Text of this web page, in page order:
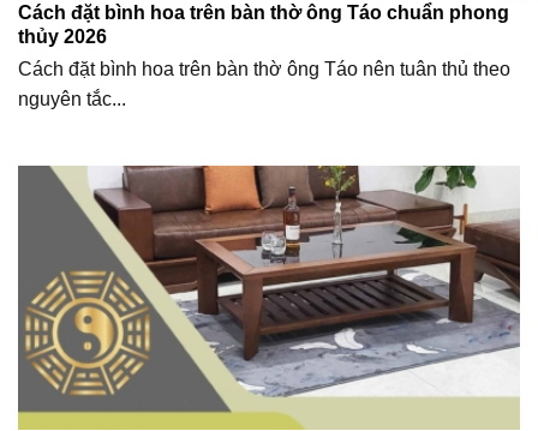
Cách đặt bình hoa trên bàn thờ ông Táo chuẩn phong
thủy 2026
Cách đặt bình hoa trên bàn thờ ông Táo nên tuân thủ theo
nguyên tắc...